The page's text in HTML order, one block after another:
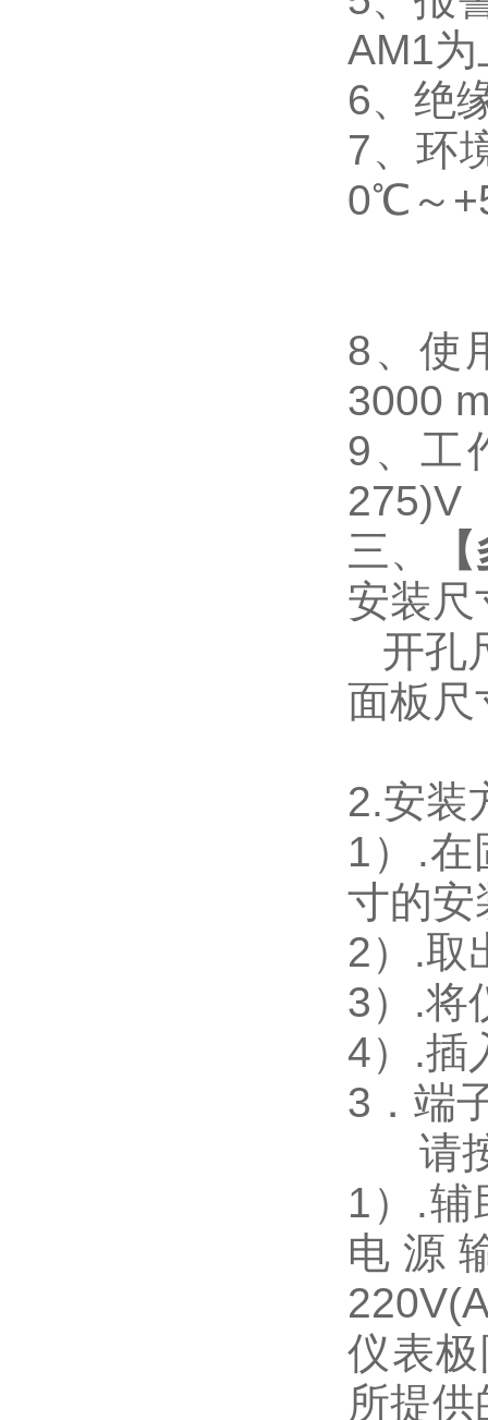
AM1
6、 绝
7、 环
0℃～
8 、使
3000
9 、工
三、
【
安装尺
开孔
面板尺
2.安装
1 ）.
寸的安
2）.取
3）.将
4）.插
3 ．端
请
1 ） .辅
电源
仪表
所提